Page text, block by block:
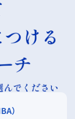
）